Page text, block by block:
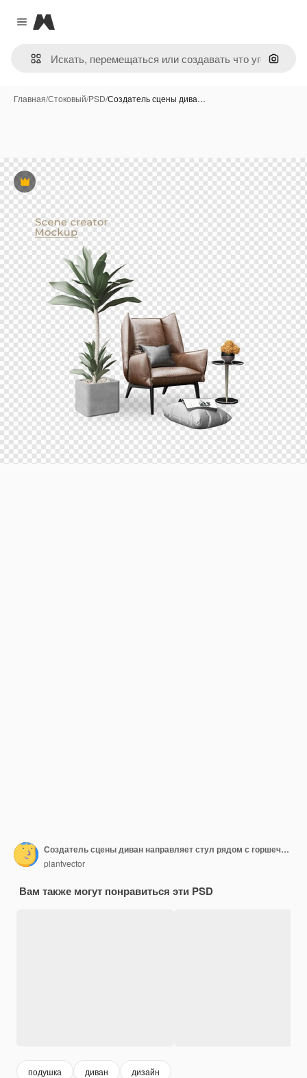
Close menu
Magnific
Поиск
Главная/Стоковый/PSD/Создатель сцены дива…
Премиум
Создатель сцены диван направляет стул рядом с горшечным растением и украшает подушку
plantvector
Вам также могут понравиться эти PSD
подушка диван дизайн